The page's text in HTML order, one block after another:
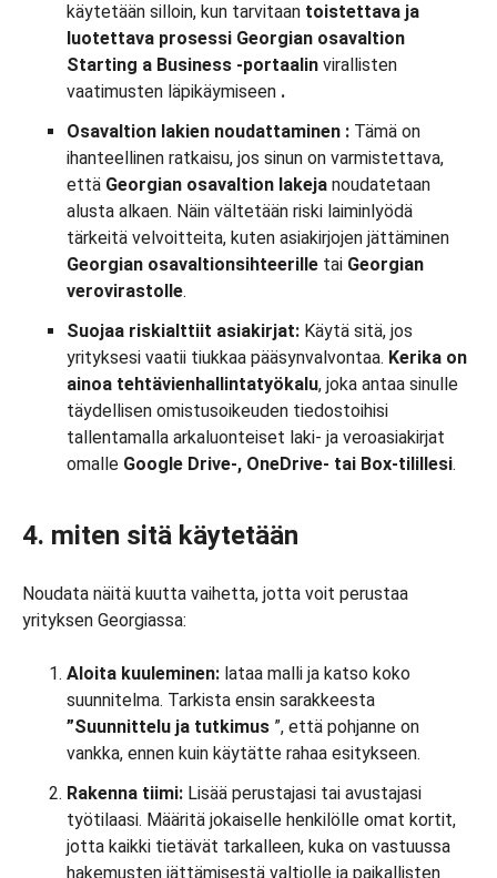
käytetään silloin, kun tarvitaan toistettava ja
luotettava prosessi Georgian osavaltion
Starting a Business -portaalin virallisten
vaatimusten läpikäymiseen .
Osavaltion lakien noudattaminen : Tämä on
ihanteellinen ratkaisu, jos sinun on varmistettava,
että Georgian osavaltion lakeja noudatetaan
alusta alkaen. Näin vältetään riski laiminlyödä
tärkeitä velvoitteita, kuten asiakirjojen jättäminen
Georgian osavaltionsihteerille tai Georgian
verovirastolle.
Suojaa riskialttiit asiakirjat: Käytä sitä, jos
yrityksesi vaatii tiukkaa pääsynvalvontaa. Kerika on
ainoa tehtävienhallintatyökalu, joka antaa sinulle
täydellisen omistusoikeuden tiedostoihisi
tallentamalla arkaluonteiset laki- ja veroasiakirjat
omalle Google Drive-, OneDrive- tai Box-tilillesi.
4. miten sitä käytetään
Noudata näitä kuutta vaihetta, jotta voit perustaa
yrityksen Georgiassa:
Aloita kuuleminen: lataa malli ja katso koko
suunnitelma. Tarkista ensin sarakkeesta
”Suunnittelu ja tutkimus ”, että pohjanne on
vankka, ennen kuin käytätte rahaa esitykseen.
Rakenna tiimi: Lisää perustajasi tai avustajasi
työtilaasi. Määritä jokaiselle henkilölle omat kortit,
jotta kaikki tietävät tarkalleen, kuka on vastuussa
hakemusten jättämisestä valtiolle ja paikallisten